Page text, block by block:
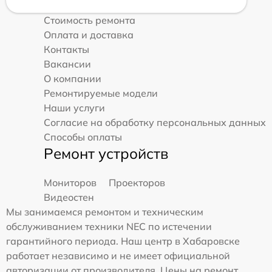
Стоимость ремонта
Оплата и доставка
Контакты
Вакансии
О компании
Ремонтируемые модели
Наши услуги
Согласие на обработку персональных данных
Способы оплаты
Ремонт устройств
Мониторов
Проекторов
Видеостен
Мы занимаемся ремонтом и техническим
обслуживанием техники NEC по истечении
гарантийного периода. Наш центр в Хабаровске
работает независимо и не имеет официальной